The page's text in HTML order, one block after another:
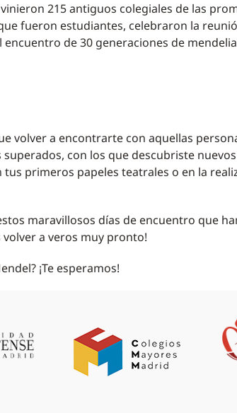
215 antiguos colegiales de las
fueron estudiantes, celebraron la
de 30 generaciones de
volver a encontrarte con aquellas
con los que descubriste
primeros papeles teatrales o en la
maravillosos días de encuentro que
volver a veros muy pronto!
¡Te esperamos!